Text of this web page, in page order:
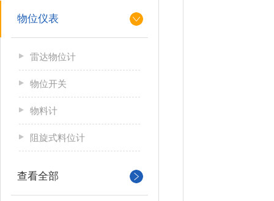
物位仪表
雷达物位计
物位开关
物料计
阻旋式料位计
查看全部